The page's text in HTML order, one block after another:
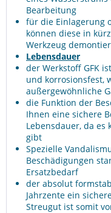
Bearbeitung
für die Einlagerung
können diese in
Werkzeug
Lebensdauer
der Werkstoff GFK
und korrosionsfest,
außergewöhnliche
die Funktion der
Ihnen eine sichere
Lebensdauer, da
gibt
Spezielle
Beschädigungen
Ersatzbedarf
der absolut
Jahrzente ein
Streugut ist somit